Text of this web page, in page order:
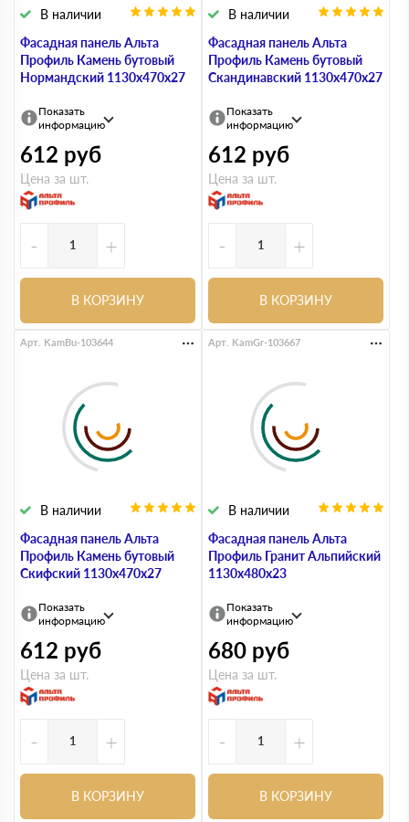
Фасадная панель Альта
Профиль Камень бутовый
Нормандский 1130х470х27
В наличии
Показать
информацию
612 руб
Цена за шт.
- +
В КОРЗИНУ
Фасадная панель Альта
Профиль Камень бутовый
Скандинавский 1130х470х27
В наличии
Показать
информацию
612 руб
Цена за шт.
- +
В КОРЗИНУ
Фасадная панель Альта
Профиль Камень бутовый
Скифский 1130х470х27
В наличии
Арт. KamBu-103644
Показать
информацию
612 руб
Цена за шт.
- +
В КОРЗИНУ
Фасадная панель Альта
Профиль Гранит Альпийский
1130х480х23
В наличии
Арт. KamGr-103667
Показать
информацию
680 руб
Цена за шт.
- +
В КОРЗИНУ